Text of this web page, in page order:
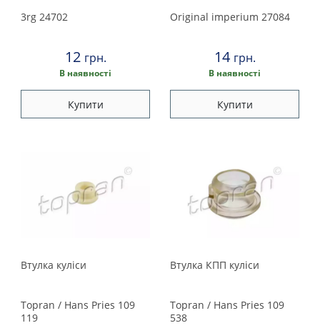
Renault
Rover
Skoda
Suzuki
3rg 24702
12 грн.
В наявності
Купити
Original imperium 27084
14 грн.
В наявності
Купити
Втулка кулiси
Topran / Hans Pries 109
119
Втулка КПП куліси
Topran / Hans Pries 109
538